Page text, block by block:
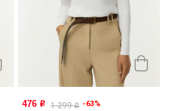
476 o 1 299o -63%